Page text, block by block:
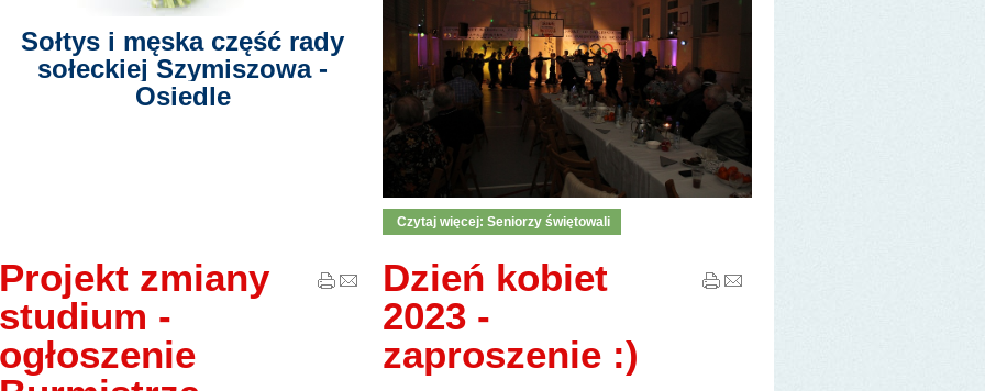
Sołtys i męska część rady
sołeckiej Szymiszowa -
Osiedle
Czytaj więcej: Seniorzy świętowali
zmiany
-
Dzień kobiet
2023 -
zaproszenie :)